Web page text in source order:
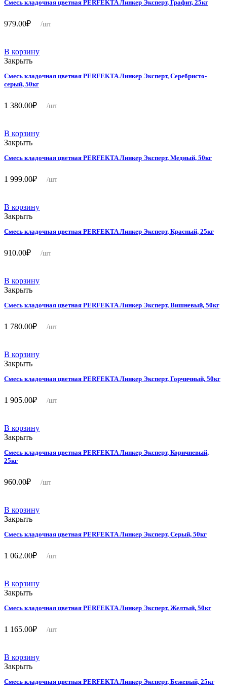
Смесь кладочная цветная PERFEKTA Линкер Эксперт, Графит, 25кг
979.00₽ /шт
В корзину
Закрыть
Смесь кладочная цветная PERFEKTA Линкер Эксперт, Серебристо-
серый, 50кг
1 380.00₽ /шт
В корзину
Закрыть
Смесь кладочная цветная PERFEKTA Линкер Эксперт, Медный, 50кг
1 999.00₽ /шт
В корзину
Закрыть
Смесь кладочная цветная PERFEKTA Линкер Эксперт, Красный, 25кг
910.00₽ /шт
В корзину
Закрыть
Смесь кладочная цветная PERFEKTA Линкер Эксперт, Вишневый, 50кг
1 780.00₽ /шт
В корзину
Закрыть
Смесь кладочная цветная PERFEKTA Линкер Эксперт, Горчичный, 50кг
1 905.00₽ /шт
В корзину
Закрыть
Смесь кладочная цветная PERFEKTA Линкер Эксперт, Коричневый,
25кг
960.00₽ /шт
В корзину
Закрыть
Смесь кладочная цветная PERFEKTA Линкер Эксперт, Серый, 50кг
1 062.00₽ /шт
В корзину
Закрыть
Смесь кладочная цветная PERFEKTA Линкер Эксперт, Желтый, 50кг
1 165.00₽ /шт
В корзину
Закрыть
Смесь кладочная цветная PERFEKTA Линкер Эксперт, Бежевый, 25кг